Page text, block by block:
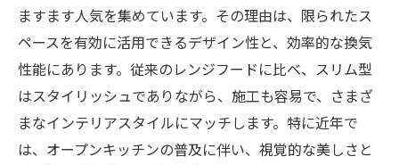
ますます人気を集めています。その理由は、限られたス
ペースを有効に活用できるデザイン性と、効率的な換気
性能にあります。従来のレンジフードに比べ、スリム型
はスタイリッシュでありながら、施工も容易で、さまざ
まなインテリアスタイルにマッチします。特に近年で
は、オープンキッチンの普及に伴い、視覚的な美しさと